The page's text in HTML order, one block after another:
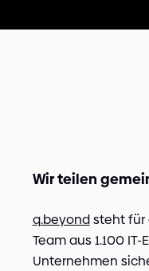
Wir teilen
q.beyondsteht für
Team aus 1.100
Unternehmen